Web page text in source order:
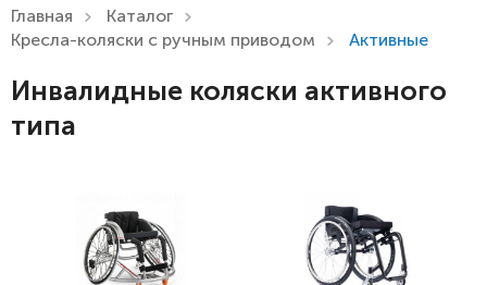
Главная
Каталог
Кресла-коляски с ручным приводом
Активные
Инвалидные коляски активного
типа